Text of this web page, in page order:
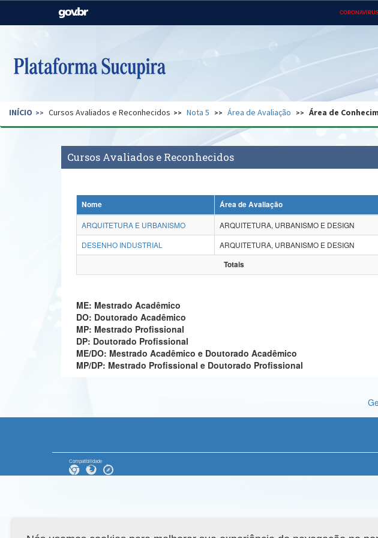
Casa Civil
Pecuária e Abastecimento
Ministério do
Regional
Secretaria de Governo Gabinete de Segurança Advocacia-Geral da União
INÍCIO Cursos Avaliados e Reconhecidos Nota 5 Área de Avaliação Área de
Cursos Avaliados e Reconhecidos
Nome
Área de Avaliação
ARQUITETURA E URBANISMO
ARQUITETURA, URBANISMO E DESIGN
DESENHO INDUSTRIAL
ARQUITETURA, URBANISMO E DESIGN
Totais
ME: Mestrado Acadêmico
DO: Doutorado Acadêmico
MP: Mestrado Profissional
DP: Doutorado Profissional
ME/DO: Mestrado Acadêmico e Doutorado Acadêmico
MP/DP: Mestrado Profissional e Doutorado Profissional
Compatibilidade